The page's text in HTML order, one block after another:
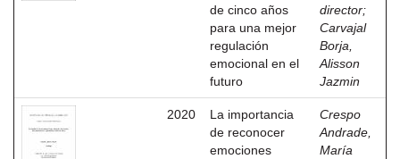
de cinco años
para una mejor
regulación
emocional en el
futuro
director;
Carvajal
Borja,
Alisson
Jazmin
2020
La importancia
de reconocer
emociones
Crespo
Andrade,
María